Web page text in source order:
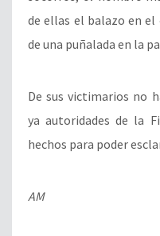
de ellas el balazo en el
de una puñalada en la
De sus victimarios no
ya autoridades de la
hechos para poder
AM